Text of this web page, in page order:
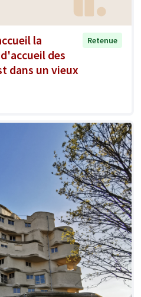
la
des
dans un vieux
Retenue